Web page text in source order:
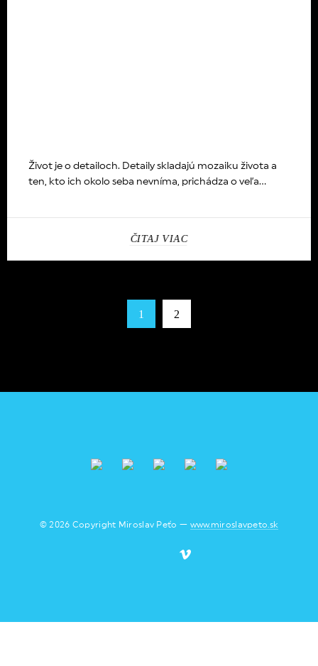
Život je o detailoch. Detaily skladajú mozaiku života a
ten, kto ich okolo seba nevníma, prichádza o veľa...
ČITAJ VIAC
1 2
© 2026 Copyright Miroslav Peťo — www.miroslavpeto.sk